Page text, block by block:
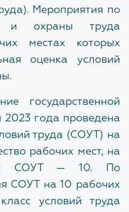
И
4420-КМ/14 от
и
Российской
составе документов,
Мероприятия по
и охраны труда
местах которых
оценка условий
государственной
2023 года проведена
труда (СОУТ) на
рабочих мест, на
СОУТ — 10. По
СОУТ на 10 рабочих
условий труда